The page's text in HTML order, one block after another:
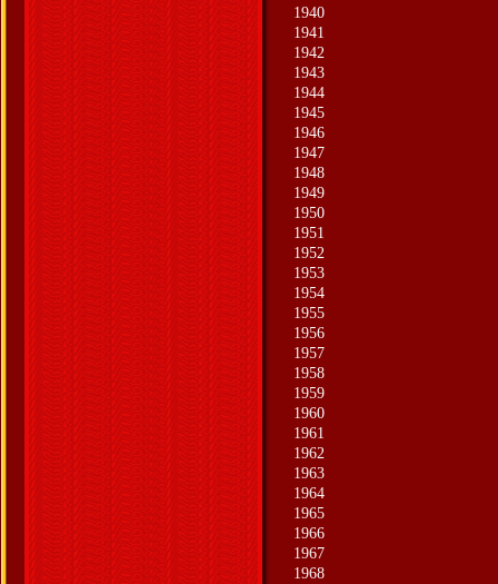
1940
1941
1942
1943
1944
1945
1946
1947
1948
1949
1950
1951
1952
1953
1954
1955
1956
1957
1958
1959
1960
1961
1962
1963
1964
1965
1966
1967
1968